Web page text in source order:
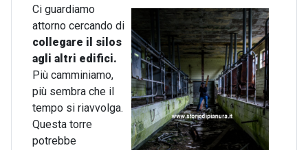
Ci guardiamo
attorno cercando di
collegare il silos
agli altri edifici.
Più camminiamo,
più sembra che il
tempo si riavvolga.
Questa torre
potrebbe